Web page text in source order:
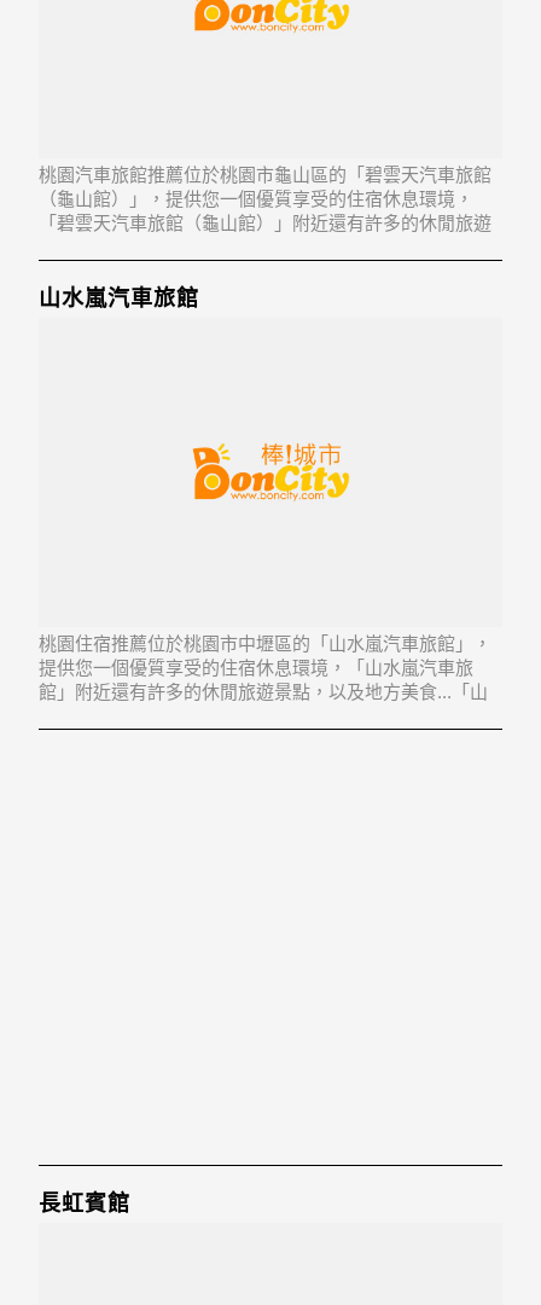
桃園汽車旅館推薦位於桃園市龜山區的「碧雲天汽車旅館
（龜山館）」，提供您一個優質享受的住宿休息環境，
「碧雲天汽車旅館（龜山館）」附近還有許多的休閒旅遊
山水嵐汽車旅館
桃園住宿推薦位於桃園市中壢區的「山水嵐汽車旅館」，
提供您一個優質享受的住宿休息環境，「山水嵐汽車旅
館」附近還有許多的休閒旅遊景點，以及地方美食...「山
長虹賓館